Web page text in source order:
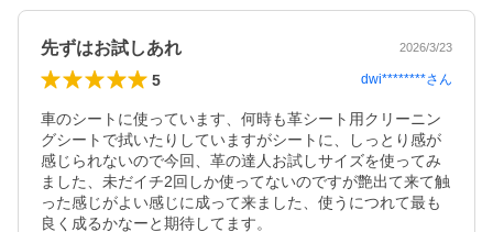
先ずはお試しあれ 2026/3/23
5 dwi********さん
車のシートに使っています、何時も革シート用クリーニン
グシートで拭いたりしていますがシートに、しっとり感が
感じられないので今回、革の達人お試しサイズを使ってみ
ました、未だイチ2回しか使ってないのですが艶出て来て触
った感じがよい感じに成って来ました、使うにつれて最も
良く成るかなーと期待してます。